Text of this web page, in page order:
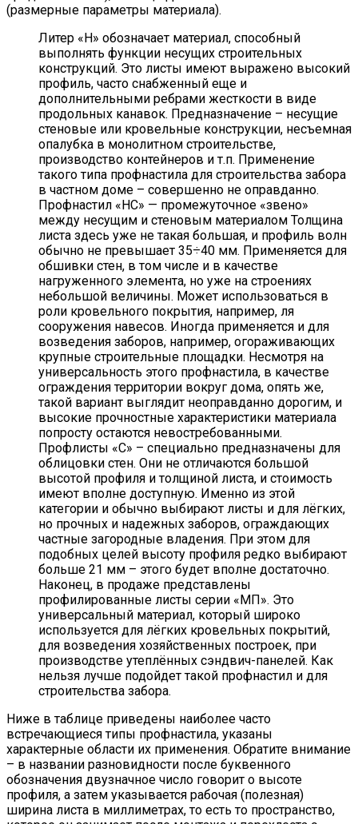
(размерные параметры материала).
Литер «Н» обозначает материал, способный
выполнять функции несущих строительных
конструкций. Это листы имеют выражено высокий
профиль, часто снабженный еще и
дополнительными ребрами жесткости в виде
продольных канавок. Предназначение – несущие
стеновые или кровельные конструкции, несъемная
опалубка в монолитном строительстве,
производство контейнеров и т.п. Применение
такого типа профнастила для строительства забора
в частном доме – совершенно не оправданно.
Профнастил «НС» — промежуточное «звено»
между несущим и стеновым материалом Толщина
листа здесь уже не такая большая, и профиль волн
обычно не превышает 35÷40 мм. Применяется для
обшивки стен, в том числе и в качестве
нагруженного элемента, но уже на строениях
небольшой величины. Может использоваться в
роли кровельного покрытия, например, ля
сооружения навесов. Иногда применяется и для
возведения заборов, например, огораживающих
крупные строительные площадки. Несмотря на
универсальность этого профнастила, в качестве
ограждения территории вокруг дома, опять же,
такой вариант выглядит неоправданно дорогим, и
высокие прочностные характеристики материала
попросту остаются невостребованными.
Профлисты «С» – специально предназначены для
облицовки стен. Они не отличаются большой
высотой профиля и толщиной листа, и стоимость
имеют вполне доступную. Именно из этой
категории и обычно выбирают листы и для лёгких,
но прочных и надежных заборов, ограждающих
частные загородные владения. При этом для
подобных целей высоту профиля редко выбирают
больше 21 мм – этого будет вполне достаточно.
Наконец, в продаже представлены
профилированные листы серии «МП». Это
универсальный материал, который широко
используется для лёгких кровельных покрытий,
для возведения хозяйственных построек, при
производстве утеплённых сэндвич-панелей. Как
нельзя лучше подойдет такой профнастил и для
строительства забора.
Ниже в таблице приведены наиболее часто
встречающиеся типы профнастила, указаны
характерные области их применения. Обратите внимание
– в названии разновидности после буквенного
обозначения двузначное число говорит о высоте
профиля, а затем указывается рабочая (полезная)
ширина листа в миллиметрах, то есть то пространство,